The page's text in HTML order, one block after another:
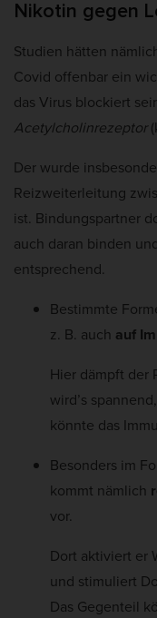
Nikotin gegen
Studien hätten
Covid offenbar ein
das Virus blockiert
Acetylcholinrezeptor
Der wurde
Reizweiterleitung
ist. Bindungspartner
auch daran binden
entsprechend.
Bestimmte
z. B. auch auf
Hier dämpft der
wird’s
könnte das
Besonders im
kommt nämlich
vor.
Dort aktiviert er
und stimuliert
Das Gegenteil
Wenn wir wissen, welche
Marketing (5)
Marketing-Cookies werden
über Websites hinweg
Externe Medien (2)
Inhalte von
standardmäßig blockiert.